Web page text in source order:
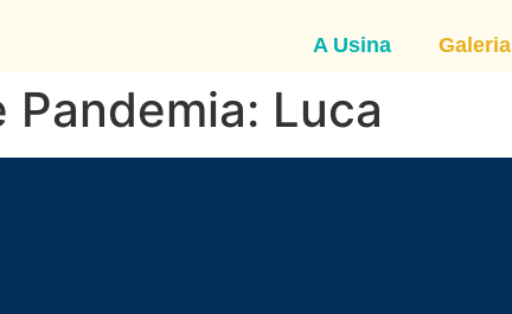
A Usina Galeria
Luca